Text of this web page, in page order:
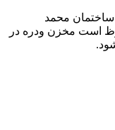
ساختمان محمد
است مخزن ودره در